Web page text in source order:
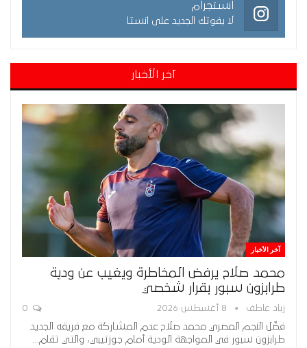
انستجرام
لا يفوتك الجديد على انستا
آخر الأخبار
آخر الأخبار
محمد صلاح يرفض المخاطرة ويغيب عن ودية
طرابزون سبور بقرار شخصي
زياد عاطف 8 أغسطس 2026
فضّل النجم المصري محمد صلاح عدم المشاركة مع فريقه الجديد
طرابزون سبور في المواجهة الودية أمام جوزتيبي، والتي تقام…